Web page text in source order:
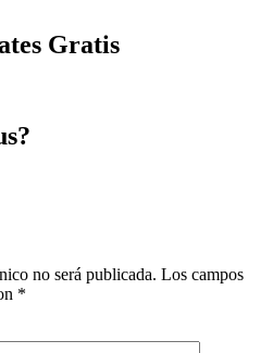
Gratis
no será publicada. Los campos
*